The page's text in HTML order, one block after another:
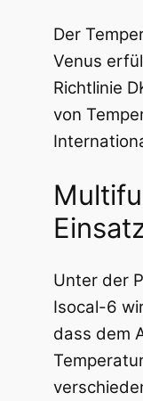
Der
Venus
Richtlinie
von
Unter der
Isocal-6
dass dem